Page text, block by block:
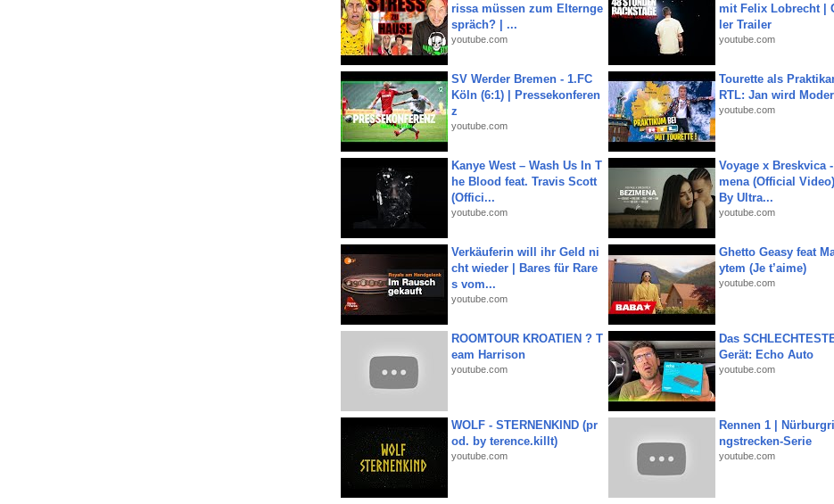
rissa müssen zum Elternge
spräch? | ...
youtube.com
mit Felix Lobrecht |
ler Trailer
youtube.com
SV Werder Bremen - 1.FC
Köln (6:1) | Pressekonferen
z
youtube.com
Tourette als
RTL: Jan wird
youtube.com
Kanye West – Wash Us In T
he Blood feat. Travis Scott
(Offici...
youtube.com
Voyage x Breskvica
mena (Official
By Ultra...
youtube.com
Verkäuferin will ihr Geld ni
cht wieder | Bares für Rare
s vom...
youtube.com
Ghetto Geasy feat
ytem (Je t’aime)
youtube.com
ROOMTOUR KROATIEN ? T
eam Harrison
youtube.com
Das
Gerät: Echo Auto
youtube.com
WOLF - STERNENKIND (pr
od. by terence.killt)
youtube.com
Rennen 1 |
ngstrecken-Serie
youtube.com